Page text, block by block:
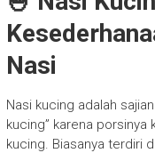
Nasi
Nasi kucing adalah
kucing” karena
kucing. Biasanya terdiri